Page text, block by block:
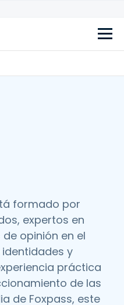
formado por
expertos en
opinión en el
y
práctica
de las
de Foxpass, este